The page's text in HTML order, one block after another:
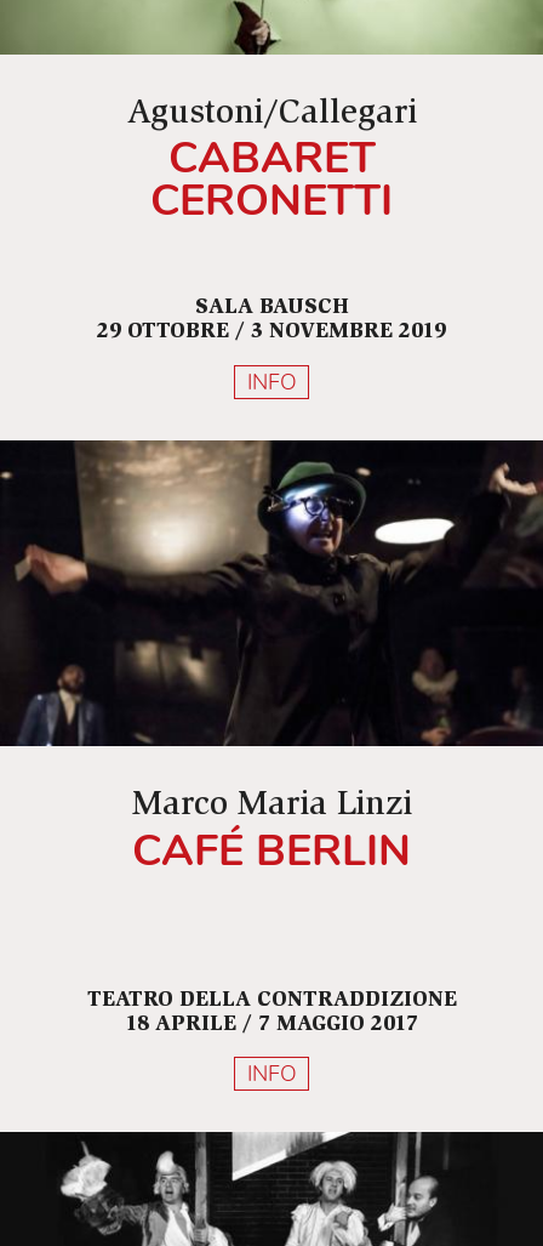
Agustoni/Callegari
CABARET
CERONETTI
SALA BAUSCH
29 OTTOBRE / 3 NOVEMBRE 2019
INFO
Marco Maria Linzi
CAFÉ BERLIN
TEATRO DELLA CONTRADDIZIONE
18 APRILE / 7 MAGGIO 2017
INFO